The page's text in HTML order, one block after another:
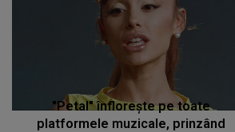
"Petal" înflorește pe toate
platformele muzicale, prinzând